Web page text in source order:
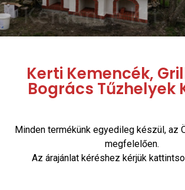
Kerti Kemencék,
Bogrács Tűzhelyek
Minden termékünk egyedileg készül, az
megfelelően.
Az árajánlat kéréshez kérjük